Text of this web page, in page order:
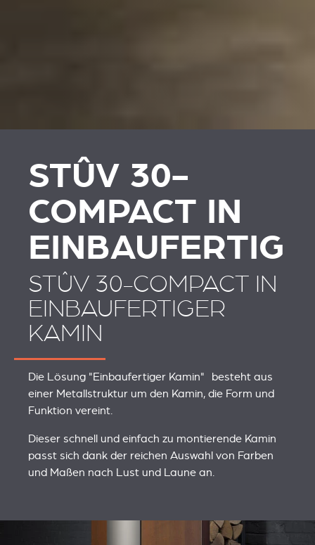
STÛV 30-
COMPACT IN
EINBAUFERTIG
STÛV 30-COMPACT IN
EINBAUFERTIGER
KAMIN
Die Lösung "Einbaufertiger Kamin" besteht aus
einer Metallstruktur um den Kamin, die Form und
Funktion vereint.
Dieser schnell und einfach zu montierende Kamin
passt sich dank der reichen Auswahl von Farben
und Maßen nach Lust und Laune an.